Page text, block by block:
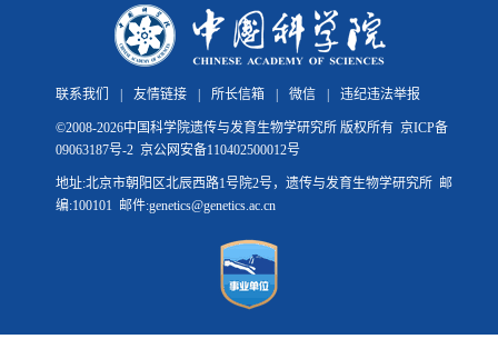
联系我们 友情链接 所长信箱 微信 违纪违法举报
©2008-2026中国科学院遗传与发育生物学研究所 版权所有 京ICP备
09063187号-2 京公网安备110402500012号
地址:北京市朝阳区北辰西路1号院2号，遗传与发育生物学研究所 邮
编:100101 邮件:genetics@genetics.ac.cn